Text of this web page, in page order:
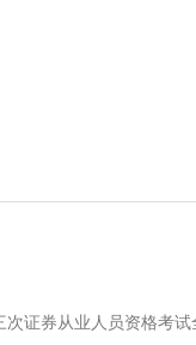
券从业人员资格考试